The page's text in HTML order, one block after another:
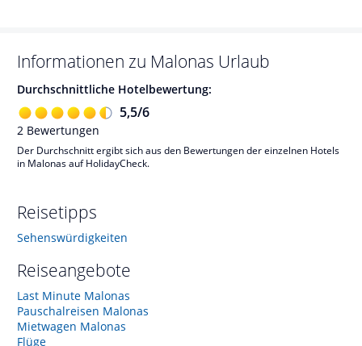
Informationen zu Malonas Urlaub
Durchschnittliche Hotelbewertung:
5,5/6
2 Bewertungen
Der Durchschnitt ergibt sich aus den Bewertungen der einzelnen Hotels
in Malonas auf HolidayCheck.
Reisetipps
Sehenswürdigkeiten
Reiseangebote
Last Minute Malonas
Pauschalreisen Malonas
Mietwagen Malonas
Flüge